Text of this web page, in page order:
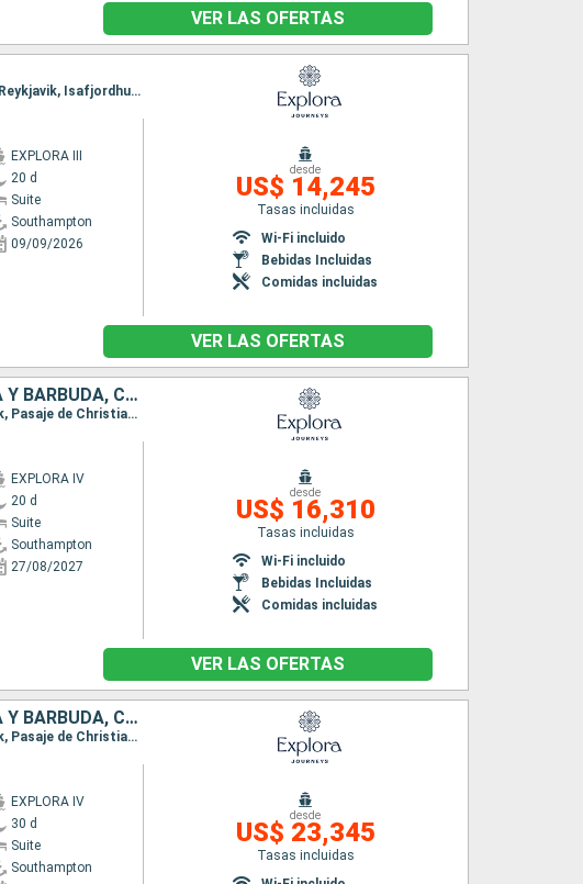
VER LAS OFERTAS
Itinerario : Southampton, Greencastle, Stornoway, Seydisfjordhur, Akureyri, Reykjavik, Isafjordhur, Pasaje de Christian Sund, Paamiut, Nanortalik, Corner Brook, Havre Saint Pierre, Quebec
EXPLORA III
20 d
Suite
Southampton
09/09/2026
desde
US$ 14,245
Tasas incluidas
Wi-Fi incluido
Bebidas Incluidas
Comidas incluidas
VER LAS OFERTAS
IRLANDA, REINO UNIDO, ISLANDIA, GROENLANDIA, ANTIGUA Y BARBUDA, CANADÁ
Itinerario : Southampton, Belfast, Stornoway, Akureyri, Isafjordhur, Reykjavik, Pasaje de Christian Sund, Paamiut, Qaqortoq, Saint John's, Saint-Pierre (Martinique), Quebec
EXPLORA IV
20 d
Suite
Southampton
27/08/2027
desde
US$ 16,310
Tasas incluidas
Wi-Fi incluido
Bebidas Incluidas
Comidas incluidas
VER LAS OFERTAS
IRLANDA, REINO UNIDO, ISLANDIA, GROENLANDIA, ANTIGUA Y BARBUDA, CANADÁ, ESTADOS UNIDOS
Itinerario : Southampton, Belfast, Stornoway, Akureyri, Isafjordhur, Reykjavik, Pasaje de Christian Sund, Paamiut, Qaqortoq, Saint John's, Saint-Pierre (Martinique), Quebec, |La baie, Siete Islas, Sidney, Halifax, Boston, Nueva York
EXPLORA IV
30 d
Suite
Southampton
desde
US$ 23,345
Tasas incluidas